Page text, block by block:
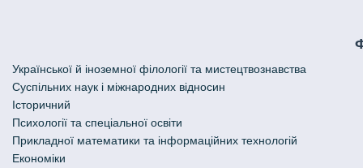
Української й іноземної філології та мистецтвознавства
Cуспільних наук і міжнародних відносин
Історичний
Психології та спеціальної освіти
Прикладної математики та інформаційних технологій
Економіки